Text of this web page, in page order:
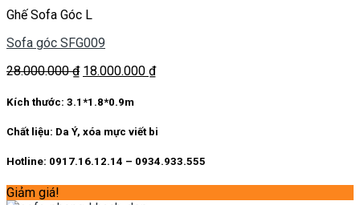
Ghế Sofa Góc L
Sofa góc SFG009
28.000.000₫ Giá
là:
18.000.000 ₫Giá
18.000.000 ₫.
Kích thước: 3.1*1.8*0.9m
Chất liệu: Da Ý, xóa mực viết bi
Hotline: 0917.16.12.14 – 0934.933.555
Giảm giá!